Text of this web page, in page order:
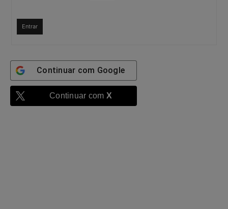
Entrar
Continuar com Google
Continuar com X